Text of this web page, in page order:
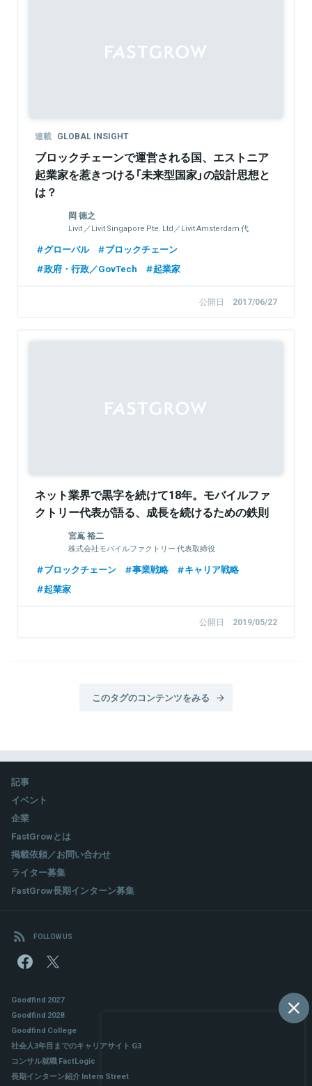
連載 GLOBAL INSIGHT
ブロックチェーンで運営される国、エストニア
起業家を惹きつける「未来型国家」の設計思想と
は？
岡 徳之
Livit ／Livit Singapore Pte. Ltd／Livit Amsterdam 代
グローバル
ブロックチェーン
政府・行政／GovTech
起業家
公開日 2017/06/27
ネット業界で黒字を続けて18年。モバイルファ
クトリー代表が語る、成長を続けるための鉄則
宮嶌 裕二
株式会社モバイルファクトリー 代表取締役
ブロックチェーン 事業戦略
キャリア戦略
起業家
公開日 2019/05/22
このタグのコンテンツをみる
記事
イベント
企業
FastGrowとは
掲載依頼／お問い合わせ
ライター募集
FastGrow長期インターン募集
FOLLOW US
Goodfind 2027
Goodfind 2028
Goodfind College
社会人3年目までのキャリアサイト G3
コンサル就職 FactLogic
長期インターン紹介 Intern Street